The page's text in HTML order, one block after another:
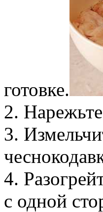
готовке.
2.
3.
4.
с одной